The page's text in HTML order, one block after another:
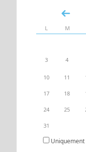
«
L M
3 4
10 11
17 18
24 25
31